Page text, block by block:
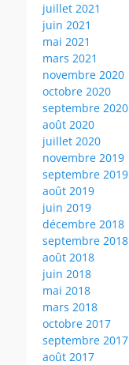
juillet 2021
juin 2021
mai 2021
mars 2021
novembre 2020
octobre 2020
septembre 2020
août 2020
juillet 2020
novembre 2019
septembre 2019
août 2019
juin 2019
décembre 2018
septembre 2018
août 2018
juin 2018
mai 2018
mars 2018
octobre 2017
septembre 2017
août 2017